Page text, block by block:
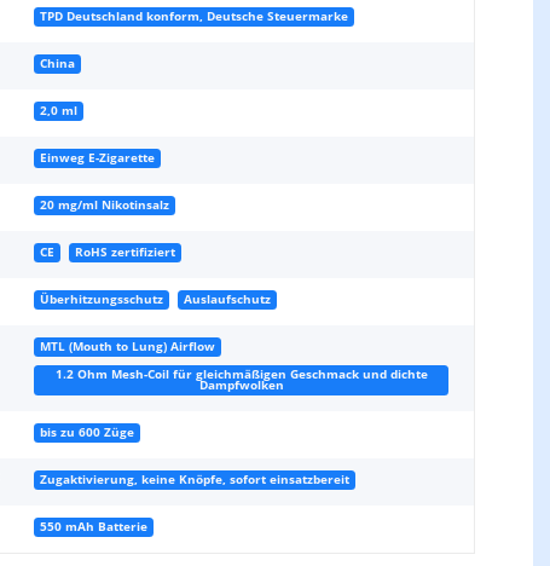
TPD Deutschland konform, Deutsche Steuermarke
China
2,0 ml
Einweg E-Zigarette
20 mg/ml Nikotinsalz
CE RoHS zertifiziert
Überhitzungsschutz Auslaufschutz
MTL (Mouth to Lung) Airflow
1.2 Ohm Mesh-Coil für gleichmäßigen Geschmack und dichte
Dampfwolken
bis zu 600 Züge
Zugaktivierung, keine Knöpfe, sofort einsatzbereit
550 mAh Batterie